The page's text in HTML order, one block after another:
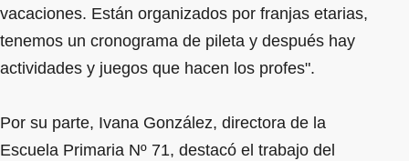
vacaciones. Están organizados por franjas etarias,
tenemos un cronograma de pileta y después hay
actividades y juegos que hacen los profes".
Por su parte, Ivana González, directora de la
Escuela Primaria Nº 71, destacó el trabajo del